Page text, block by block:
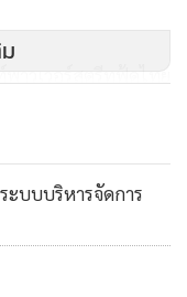
าวเวอร์สตรีทฟู้ดไทย
Travel Tech
าดท่องเที่ยวไทย
ะบบบริหารจัดการ